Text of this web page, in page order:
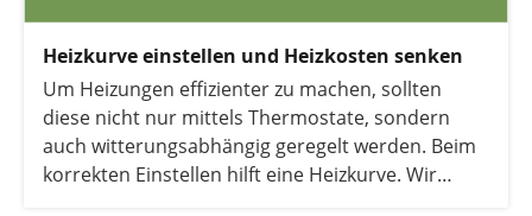
Heizkurve einstellen und Heizkosten senken
Um Heizungen effizienter zu machen, sollten
diese nicht nur mittels Thermostate, sondern
auch witterungsabhängig geregelt werden. Beim
korrekten Einstellen hilft eine Heizkurve. Wir